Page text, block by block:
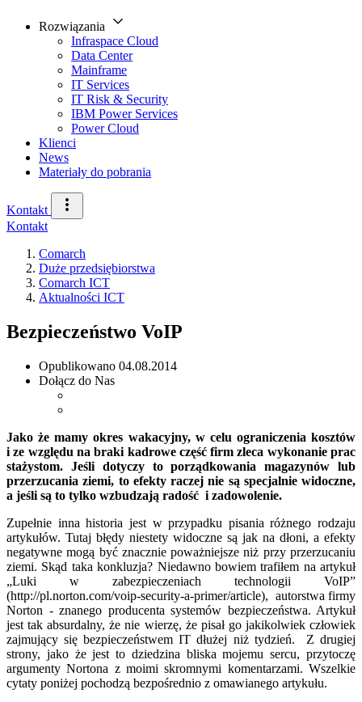
Rozwiązania
Infraspace Cloud
Data Center
Mainframe
IT Services
IT Risk & Security
IBM Power Services
Power Cloud
Klienci
News
Materiały do pobrania
Kontakt
Kontakt
Comarch
Duże przedsiębiorstwa
Comarch ICT
Aktualności ICT
Bezpieczeństwo VoIP
Opublikowano 04.08.2014
Dołącz do Nas
Jako że mamy okres wakacyjny, w celu ograniczenia kosztów
i ze względu na braki kadrowe część firm zleca wykonanie prac
stażystom. Jeśli dotyczy to porządkowania magazynów lub
przerzucania ziemi, to efekty raczej nie są specjalnie widoczne,
a jeśli są to tylko wzbudzają radość i zadowolenie.
Zupełnie inna historia jest w przypadku pisania różnego rodzaju
artykułów. Tutaj błędy niestety widoczne są jak na dłoni, a efekty
negatywne mogą być znacznie poważniejsze niż przy przerzucaniu
ziemi. Skąd taka konkluzja? Niedawno bowiem trafiłem na artykuł
„Luki w zabezpieczeniach technologii VoIP”
(http://pl.norton.com/voip-security-a-primer/article), autorstwa firmy
Norton - znanego producenta systemów bezpieczeństwa. Artykuł
jest tak absurdalny, że nie wierzę, że pisał go jakikolwiek człowiek
zajmujący się bezpieczeństwem IT dłużej niż tydzień. Z drugiej
strony, jako że jest to dziedzina bliska mojemu sercu, przytoczę
argumenty Nortona z moimi skromnymi komentarzami. Wszelkie
cytaty poniżej pochodzą bezpośrednio z omawianego artykułu.